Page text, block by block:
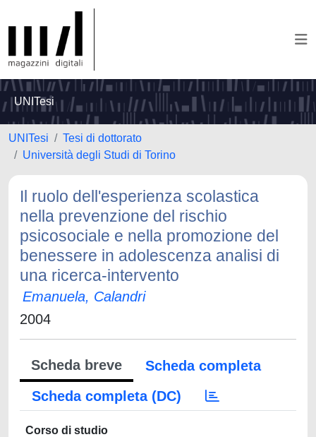
UNITesi
UNITesi
Tesi di dottorato
Università degli Studi di Torino
Il ruolo dell'esperienza scolastica
nella prevenzione del rischio
psicosociale e nella promozione del
benessere in adolescenza analisi di
una ricerca-intervento
Emanuela, Calandri
2004
Scheda breve
Scheda completa
Scheda completa (DC)
Corso di studio